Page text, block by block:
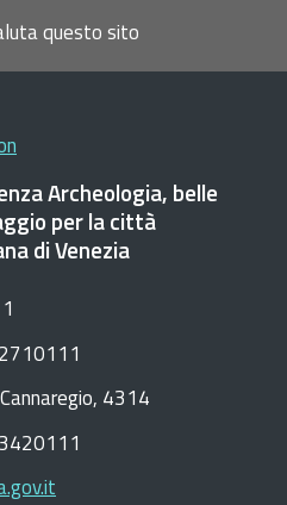
questo sito
Archeologia, belle
per la città
di Venezia
4314